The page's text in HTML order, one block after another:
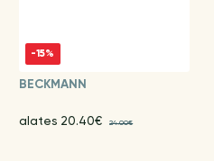
-15%
BECKMANN
alates 20.40€ 24.00€